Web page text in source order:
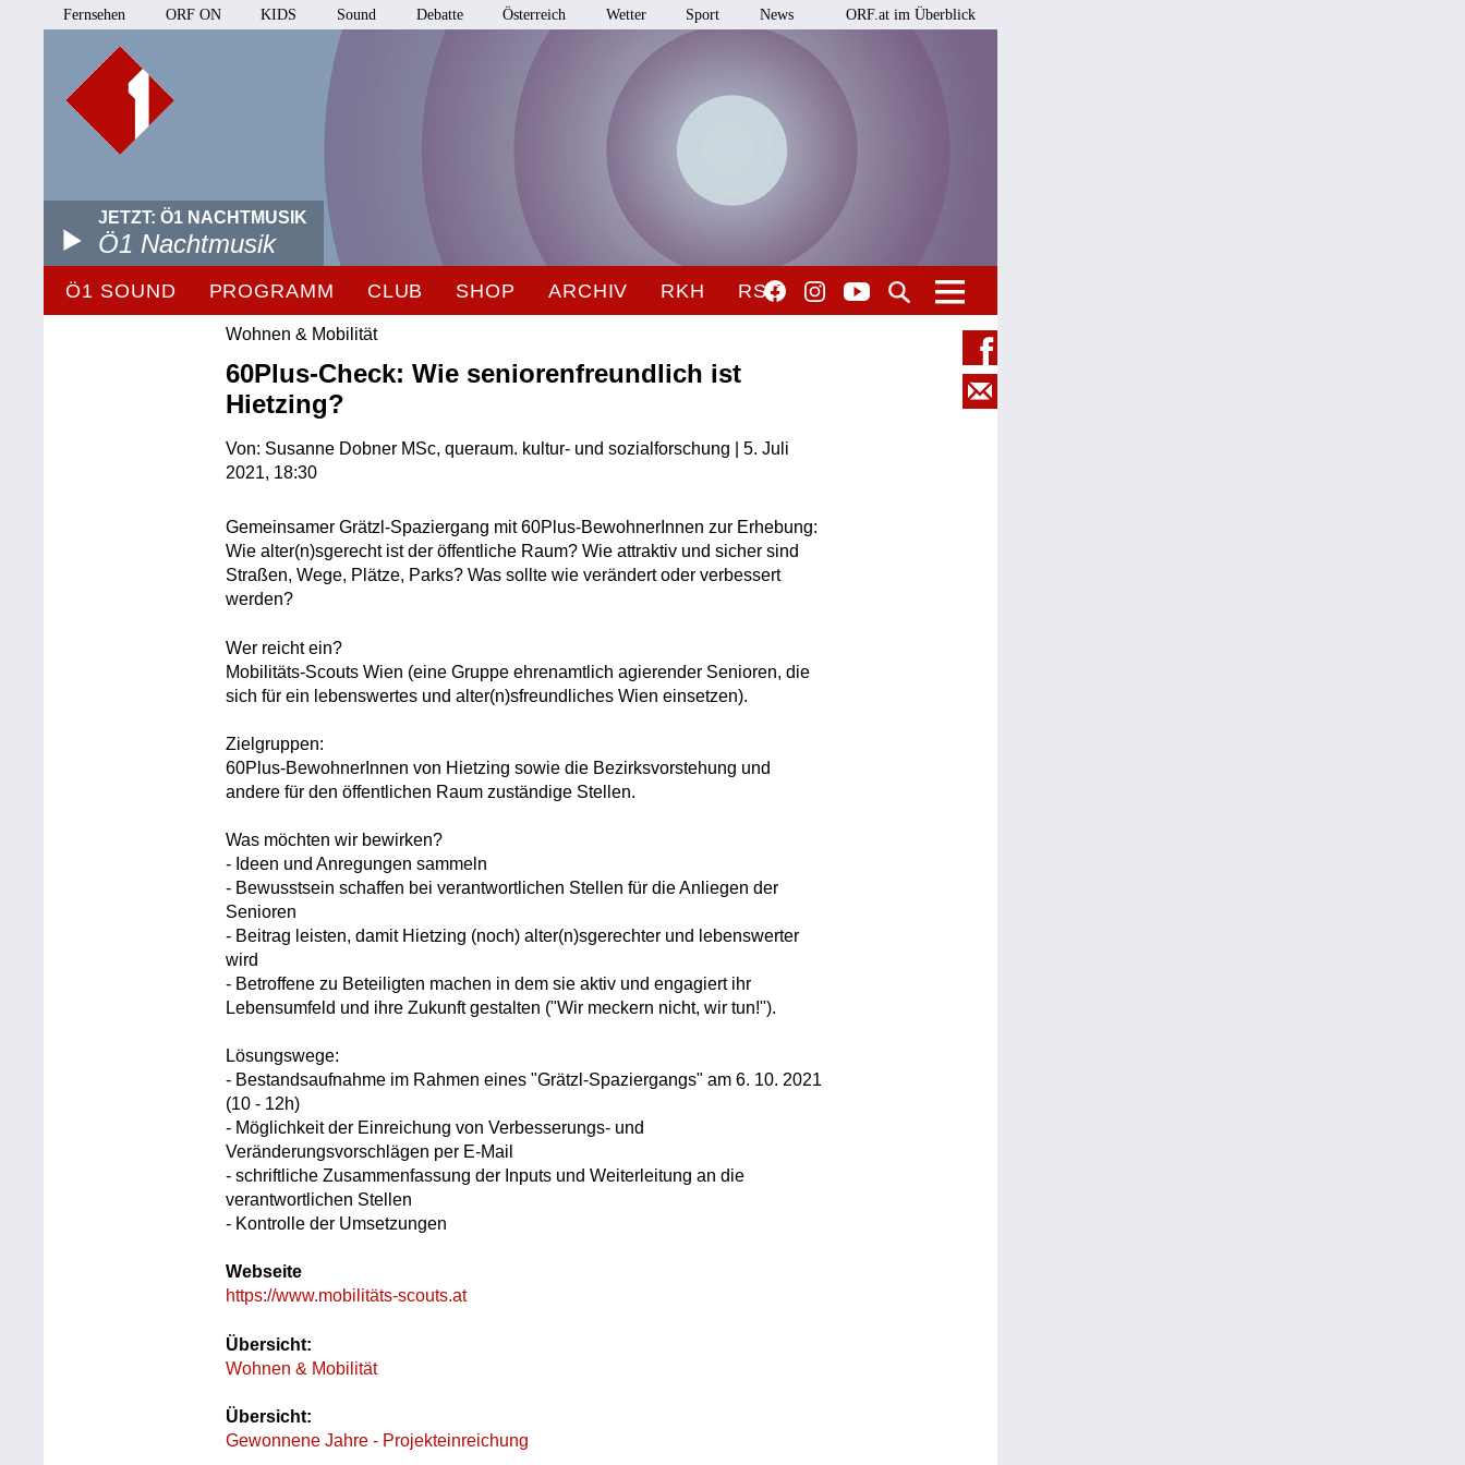
Fernsehen ORF ON KIDS Sound Debatte Österreich Wetter Sport News ORF.at im Überblick
JETZT: Ö1 NACHTMUSIK
Ö1 Nachtmusik
Ö1 SOUND PROGRAMM CLUB SHOP ARCHIV RKH RSO
Wohnen & Mobilität
60Plus-Check: Wie seniorenfreundlich ist
Hietzing?
Von: Susanne Dobner MSc, queraum. kultur- und sozialforschung | 5. Juli
2021, 18:30
Gemeinsamer Grätzl-Spaziergang mit 60Plus-BewohnerInnen zur Erhebung:
Wie alter(n)sgerecht ist der öffentliche Raum? Wie attraktiv und sicher sind
Straßen, Wege, Plätze, Parks? Was sollte wie verändert oder verbessert
werden?
Wer reicht ein?
Mobilitäts-Scouts Wien (eine Gruppe ehrenamtlich agierender Senioren, die
sich für ein lebenswertes und alter(n)sfreundliches Wien einsetzen).
Zielgruppen:
60Plus-BewohnerInnen von Hietzing sowie die Bezirksvorstehung und
andere für den öffentlichen Raum zuständige Stellen.
Was möchten wir bewirken?
- Ideen und Anregungen sammeln
- Bewusstsein schaffen bei verantwortlichen Stellen für die Anliegen der
Senioren
- Beitrag leisten, damit Hietzing (noch) alter(n)sgerechter und lebenswerter
wird
- Betroffene zu Beteiligten machen in dem sie aktiv und engagiert ihr
Lebensumfeld und ihre Zukunft gestalten ("Wir meckern nicht, wir tun!").
Lösungswege:
- Bestandsaufnahme im Rahmen eines "Grätzl-Spaziergangs" am 6. 10. 2021
(10 - 12h)
- Möglichkeit der Einreichung von Verbesserungs- und
Veränderungsvorschlägen per E-Mail
- schriftliche Zusammenfassung der Inputs und Weiterleitung an die
verantwortlichen Stellen
- Kontrolle der Umsetzungen
Webseite
https://www.mobilitäts-scouts.at
Übersicht:
Wohnen & Mobilität
Übersicht:
Gewonnene Jahre - Projekteinreichung